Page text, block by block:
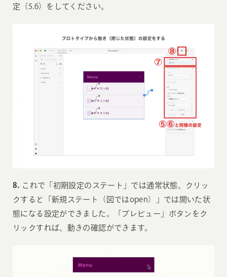
定（5.6）をしてください。
8. これで「初期設定のステート」では通常状態、クリッ
クすると「新規ステート（図ではopen）」では開いた状
態になる設定ができました。「プレビュー」ボタンをク
リックすれば、動きの確認ができます。